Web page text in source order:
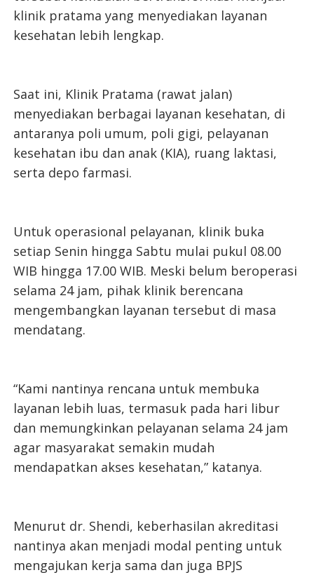
klinik pratama yang menyediakan layanan
kesehatan lebih lengkap.
Saat ini, Klinik Pratama (rawat jalan)
menyediakan berbagai layanan kesehatan, di
antaranya poli umum, poli gigi, pelayanan
kesehatan ibu dan anak (KIA), ruang laktasi,
serta depo farmasi.
Untuk operasional pelayanan, klinik buka
setiap Senin hingga Sabtu mulai pukul 08.00
WIB hingga 17.00 WIB. Meski belum beroperasi
selama 24 jam, pihak klinik berencana
mengembangkan layanan tersebut di masa
mendatang.
“Kami nantinya rencana untuk membuka
layanan lebih luas, termasuk pada hari libur
dan memungkinkan pelayanan selama 24 jam
agar masyarakat semakin mudah
mendapatkan akses kesehatan,” katanya.
Menurut dr. Shendi, keberhasilan akreditasi
nantinya akan menjadi modal penting untuk
mengajukan kerja sama dan juga BPJS